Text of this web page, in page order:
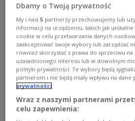
"Rosebush Pruning" (w
Riley Keough, Jamie Bell, Elle
Anderson).
W swojej pierwszej dużej roli od
interesów" zobaczymy także
pojawi się w dramacie
Najważniejszym polskim
Dbamy o Twoją prywatność
My i nasi5 partnerzy przechowujemy lub
informacji na urządzeniu, takich jak
cookie w celu przetwarzania danych
zaakceptować swoje wybory lub zarządzać
również skorzystać z prawa do sprzeciwu
uzasadnionego interesu lub w dowolnym
polityki prywatności. Te wybory będą
partnerom i nie będą miały wpływu na dane
prywatności
Wraz z naszymi partnerami
celu zapewnienia: